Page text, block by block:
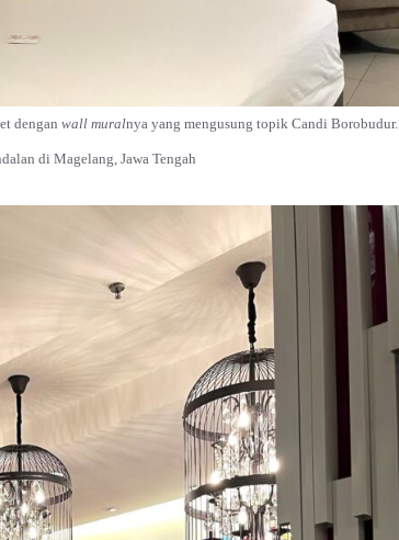
dengan wall muralnya yang mengusung topik Candi Borobudur.
di Magelang, Jawa Tengah